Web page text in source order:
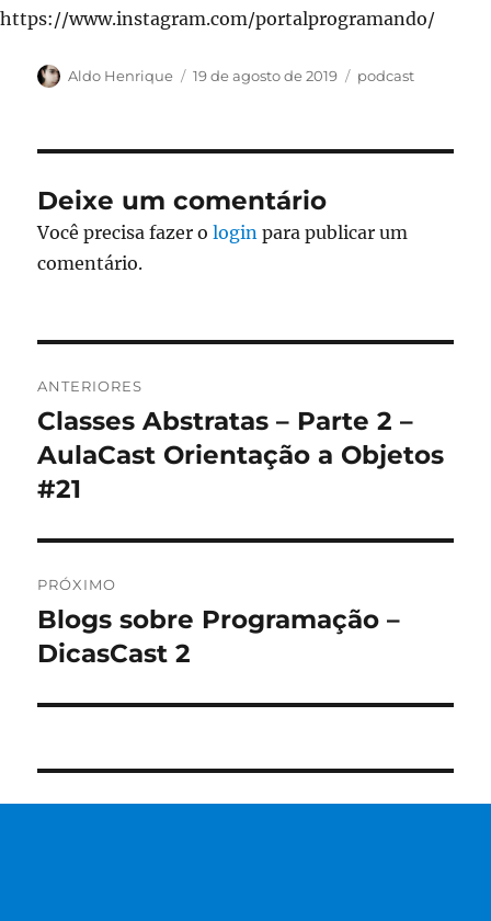
https://www.instagram.com/portalprogramando/
Autor
Aldo Henrique
Publicado
19 de agosto de 2019 Categorias
podcast
Deixe um comentário
Você precisa fazer ologin para publicar um
comentário.
de
Post
ANTERIORES
Post
anterior:
Classes Abstratas – Parte 2 –
AulaCast Orientação a Objetos
#21
PRÓXIMO
Próximo
post:
Blogs sobre Programação –
DicasCast 2